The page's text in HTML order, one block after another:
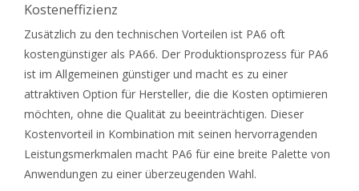
Kosteneffizienz
Zusätzlich zu den technischen Vorteilen ist PA6 oft
kostengünstiger als PA66. Der Produktionsprozess für PA6
ist im Allgemeinen günstiger und macht es zu einer
attraktiven Option für Hersteller, die die Kosten optimieren
möchten, ohne die Qualität zu beeinträchtigen. Dieser
Kostenvorteil in Kombination mit seinen hervorragenden
Leistungsmerkmalen macht PA6 für eine breite Palette von
Anwendungen zu einer überzeugenden Wahl.